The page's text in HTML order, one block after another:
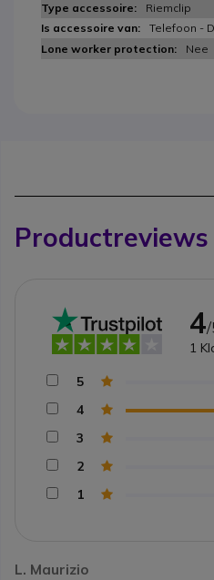
Riemclip
Telefoon -
Nee
Productreviews
L. Maurizio
4
1
5
4
3
2
1